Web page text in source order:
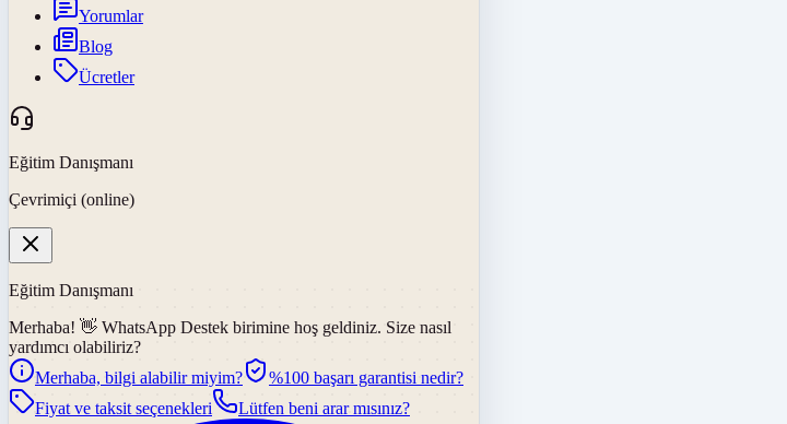
Yorumlar
Blog
Ücretler
Eğitim Danışmanı
Çevrimiçi (online)
Eğitim Danışmanı
Merhaba! 👋 WhatsApp Destek birimine hoş geldiniz. Size nasıl
yardımcı olabiliriz?
Merhaba, bilgi alabilir miyim?
%100 başarı garantisi nedir?
Fiyat ve taksit seçenekleri
Lütfen beni arar mısınız?